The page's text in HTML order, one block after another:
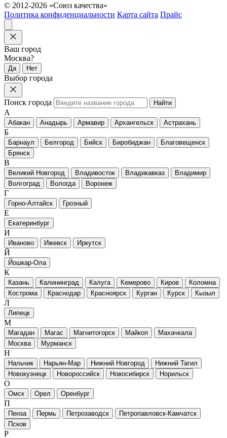
© 2012-2026 «Союз качества»
Политика конфиденциальности Карта сайта Прайс
Ваш город
Москва?
Да Нет
Выбор города
Поиск города Найти
А
Абакан Анадырь Армавир Архангельск Астрахань
Б
Барнаул Белгород Бийск Биробиджан
Благовещенск
Брянск
В
Великий Новгород Владивосток Владикавказ
Владимир
Волгоград
Вологда Воронеж
Г
Горно-Алтайск Грозный
Е
Екатеринбург
И
Иваново Ижевск Иркутск
Й
Йошкар-Ола
К
Казань Калининград Калуга Кемерово Киров
Коломна
Кострома
Краснодар Красноярск Курган Курск Кызыл
Л
Липецк
М
Магадан Магас Магнитогорск Майкоп
Махачкала
Москва
Мурманск
Н
Нальчик Нарьян-Мар Нижний Новгород
Нижний Тагил
Новокузнецк
Новороссийск Новосибирск Норильск
О
Омск Орел Оренбург
П
Пенза Пермь Петрозаводск
Петропавловск-Камчатск
Псков
Р